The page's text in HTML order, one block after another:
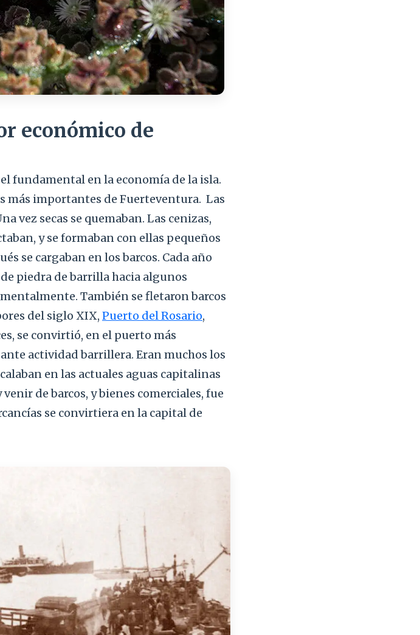
económico de
fundamental en la economía de la isla.
más importantes de Fuerteventura. Las
vez secas se quemaban. Las cenizas,
y se formaban con ellas pequeños
se cargaban en los barcos. Cada año
piedra de barrilla hacia algunos
También se fletaron barcos
del siglo XIX, Puerto del Rosario,
se convirtió, en el puerto más
actividad barrillera. Eran muchos los
en las actuales aguas capitalinas
de barcos, y bienes comerciales, fue
se convirtiera en la capital de